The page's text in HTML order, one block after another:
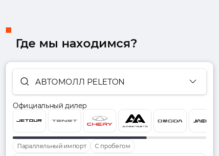
Где мы находимся?
АВТОМОЛЛ PELETON
Официальный дилер
Параллельный импорт С пробегом